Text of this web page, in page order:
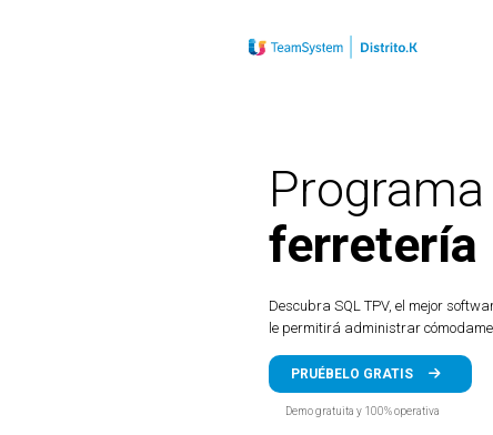
ferretería
Descubra SQL TPV, el mejor
le permitirá administrar
PRUÉBELO GRATIS
Demo gratuita y 100% operativa